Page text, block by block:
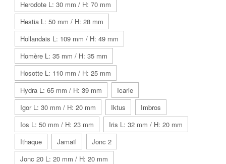
Herodote L: 30 mm / H: 70 mm
Hestia L: 50 mm / H: 28 mm
Hollandais L: 109 mm / H: 49 mm
Homère L: 35 mm / H: 35 mm
Hosotte L: 110 mm / H: 25 mm
Hydra L: 65 mm / H: 39 mm
Icarie
Igor L: 30 mm / H: 20 mm
Iktus
Imbros
Ios L: 50 mm / H: 23 mm
Iris L: 32 mm / H: 20 mm
Ithaque
Jamaïl
Jonc 2
Jonc 20 L: 20 mm / H: 20 mm